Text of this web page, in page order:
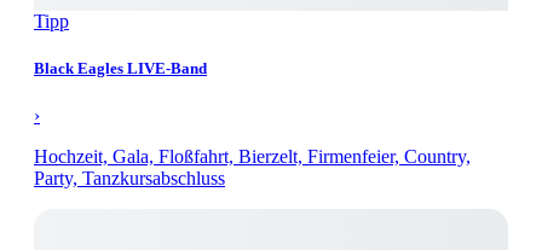
Tipp
Black Eagles LIVE-Band
›
Hochzeit, Gala, Floßfahrt, Bierzelt, Firmenfeier, Country,
Party, Tanzkursabschluss